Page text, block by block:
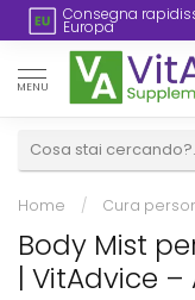
Consegna
Europa
MENU
Home / Cura
Body Mist
| VitAdvice